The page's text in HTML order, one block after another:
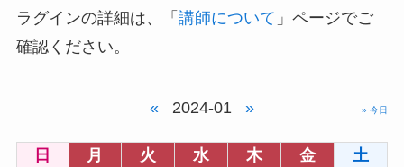
ラグインの詳細は、「 講師について 」ページでご
確認ください。
« 2024-01 » » 今日
日 月 火 水 木 金
土